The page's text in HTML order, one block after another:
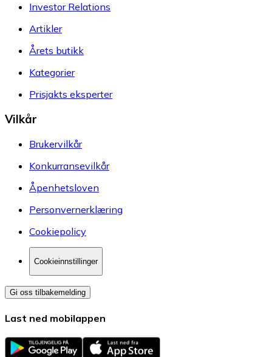
Investor Relations
Artikler
Årets butikk
Kategorier
Prisjakts eksperter
Vilkår
Brukervilkår
Konkurransevilkår
Åpenhetsloven
Personvernerklæring
Cookiepolicy
Cookieinnstillinger
Gi oss tilbakemelding
Last ned mobilappen